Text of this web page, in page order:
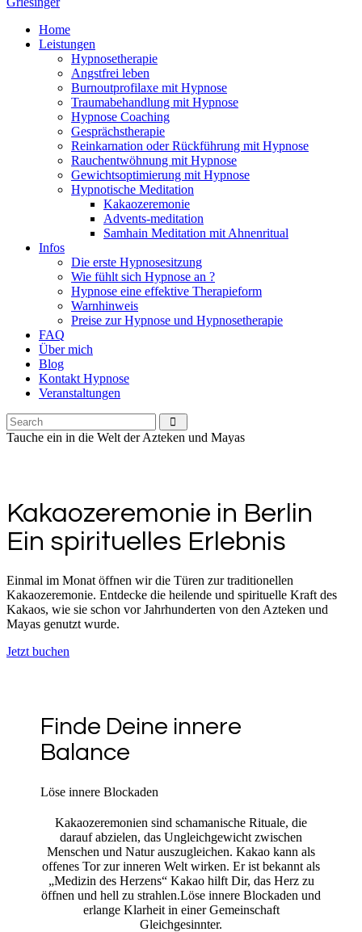
Home
Leistungen
Hypnosetherapie
Angstfrei leben
Burnoutprofilaxe mit Hypnose
Traumabehandlung mit Hypnose
Hypnose Coaching
Gesprächstherapie
Reinkarnation oder Rückführung mit Hypnose
Rauchentwöhnung mit Hypnose
Gewichtsoptimierung mit Hypnose
Hypnotische Meditation
Kakaozeremonie
Advents-meditation
Samhain Meditation mit Ahnenritual
Infos
Die erste Hypnosesitzung
Wie fühlt sich Hypnose an ?
Hypnose eine effektive Therapieform
Warnhinweis
Preise zur Hypnose und Hypnosetherapie
FAQ
Über mich
Blog
Kontakt Hypnose
Veranstaltungen
Tauche ein in die Welt der Azteken und Mayas
Kakaozeremonie in Berlin
Ein spirituelles Erlebnis
Einmal im Monat öffnen wir die Türen zur traditionellen
Kakaozeremonie. Entdecke die heilende und spirituelle Kraft des
Kakaos, wie sie schon vor Jahrhunderten von den Azteken und
Mayas genutzt wurde.
Jetzt buchen
Finde Deine innere
Balance
Löse innere Blockaden
Kakaozeremonien sind schamanische Rituale, die
darauf abzielen, das Ungleichgewicht zwischen
Menschen und Natur auszugleichen. Kakao kann als
offenes Tor zur inneren Welt wirken. Er ist bekannt als
„Medizin des Herzens“ Kakao hilft Dir, das Herz zu
öffnen und hell zu strahlen.Löse innere Blockaden und
erlange Klarheit in einer Gemeinschaft
Gleichgesinnter.